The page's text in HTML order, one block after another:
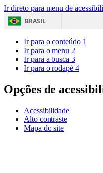
Ir direto para menu de
BRASIL
Ir para o conteúdo 1
Ir para o menu 2
Ir para a busca 3
Ir para o rodapé 4
Opções de
Acessibilidade
Alto contraste
Mapa do site